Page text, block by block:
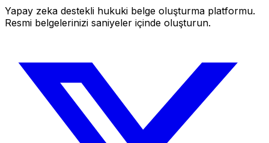
Yapay zeka destekli hukuki belge oluşturma platformu.
Resmi belgelerinizi saniyeler içinde oluşturun.